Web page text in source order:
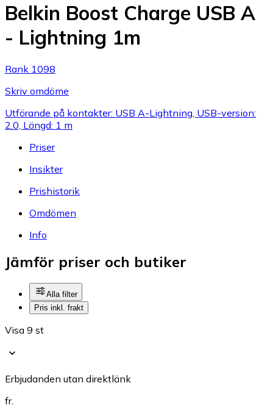
Belkin Boost Charge USB A
- Lightning 1m
Rank 1098
Skriv omdöme
Utförande på kontakter: USB A-Lightning, USB-version:
2.0, Längd: 1 m
Priser
Insikter
Prishistorik
Omdömen
Info
Jämför priser och butiker
Alla filter
Pris inkl. frakt
Visa 9 st
Erbjudanden utan direktlänk
fr.